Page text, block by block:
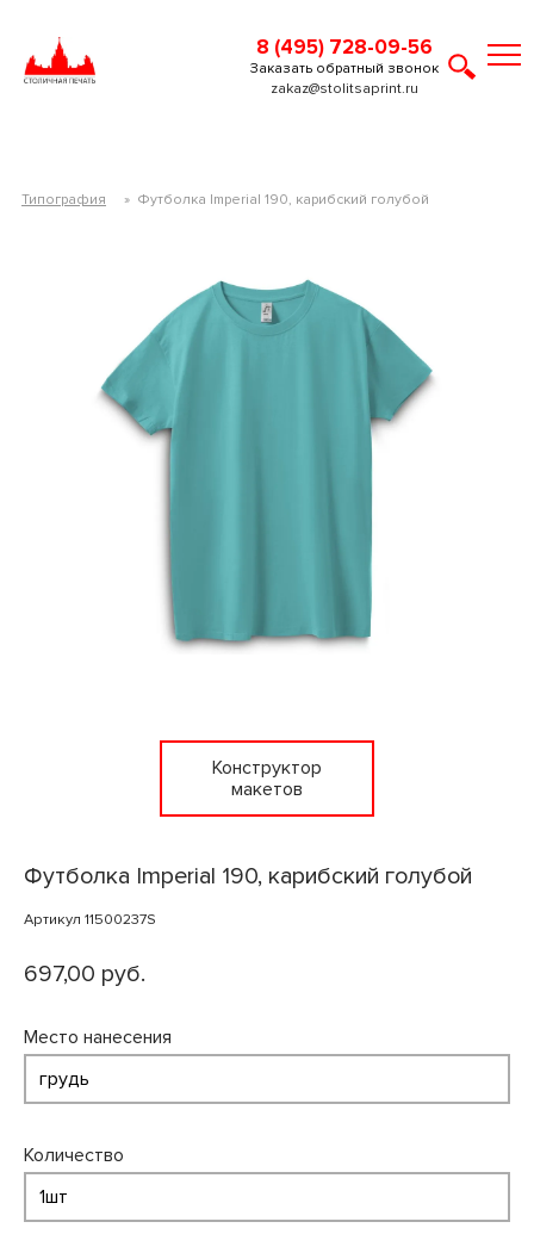
8 (495) 728-09-56
zakaz@stolitsaprint.ru
Заказать обратный звонок
Типография » Футболка Imperial 190, карибский голубой
Конструктор
макетов
Футболка Imperial 190, карибский голубой
Артикул 11500237S
697,00 руб.
Место нанесения
Количество